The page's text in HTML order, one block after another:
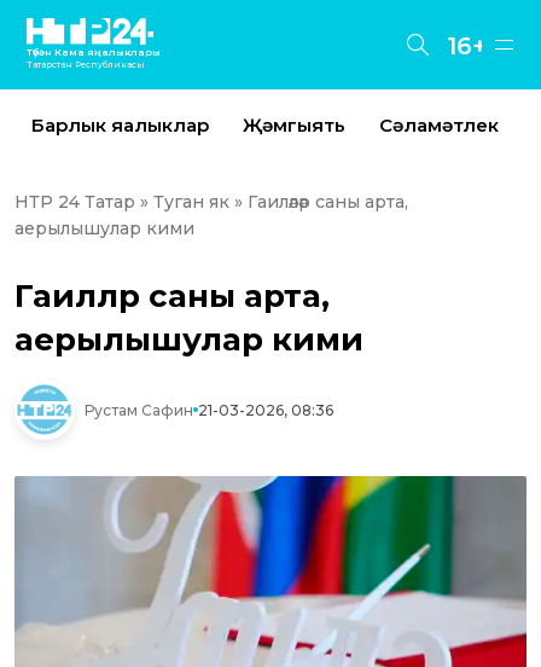
Түбән Кама яңалыклары
Татарстан Республикасы
16+
Барлык яңалыклар Җәмгыять Сәламәтлек
НТР 24 Татар » Туган як » Гаиләләр саны арта,
аерылышулар кими
Гаиләләр саны арта,
аерылышулар кими
Рустам Сафин 21-03-2026, 08:36